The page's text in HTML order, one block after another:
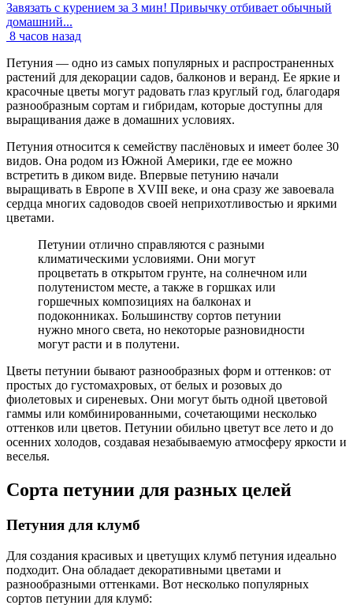
Завязать с курением за 3 мин! Привычку отбивает обычный
домашний...
8 часов назад
Петуния — одно из самых популярных и распространенных
растений для декорации садов, балконов и веранд. Ее яркие и
красочные цветы могут радовать глаз круглый год, благодаря
разнообразным сортам и гибридам, которые доступны для
выращивания даже в домашних условиях.
Петуния относится к семейству паслёновых и имеет более 30
видов. Она родом из Южной Америки, где ее можно
встретить в диком виде. Впервые петунию начали
выращивать в Европе в XVIII веке, и она сразу же завоевала
сердца многих садоводов своей неприхотливостью и яркими
цветами.
Петунии отлично справляются с разными
климатическими условиями. Они могут
процветать в открытом грунте, на солнечном или
полутенистом месте, а также в горшках или
горшечных композициях на балконах и
подоконниках. Большинству сортов петунии
нужно много света, но некоторые разновидности
могут расти и в полутени.
Цветы петунии бывают разнообразных форм и оттенков: от
простых до густомахровых, от белых и розовых до
фиолетовых и сиреневых. Они могут быть одной цветовой
гаммы или комбинированными, сочетающими несколько
оттенков или цветов. Петунии обильно цветут все лето и до
осенних холодов, создавая незабываемую атмосферу яркости и
веселья.
Сорта петунии для разных целей
Петуния для клумб
Для создания красивых и цветущих клумб петуния идеально
подходит. Она обладает декоративными цветами и
разнообразными оттенками. Вот несколько популярных
сортов петунии для клумб: